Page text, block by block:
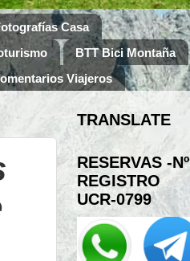
Casa
BTT Bici Montaña
Viajeros
TRANSLATE
RESERVAS -Nº
REGISTRO
UCR-0799